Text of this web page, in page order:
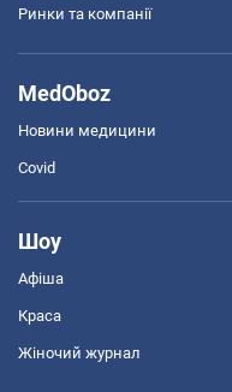
Ринки та компанії
MedOboz
Новини медицини
Covid
Шоу
Афіша
Краса
Жіночий журнал